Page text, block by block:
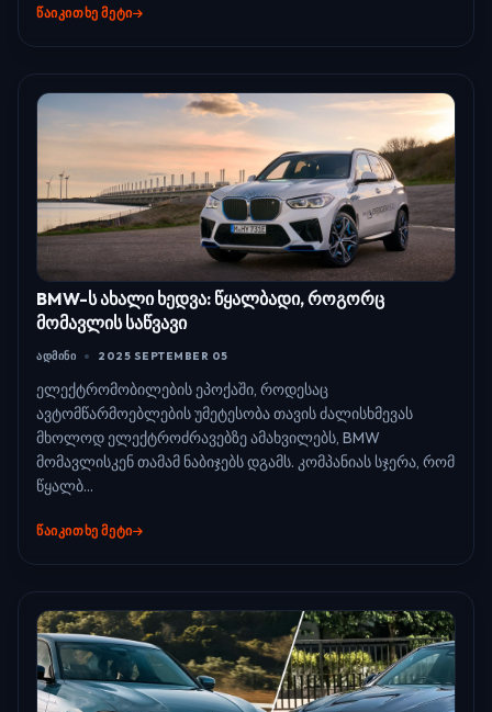
ᲬᲐᲘᲙᲘᲗᲮᲔ ᲛᲔᲢᲘ
BMW-ს ახალი ხედვა: წყალბადი, როგორც
მომავლის საწვავი
ᲐᲓᲛᲘᲜᲘ 2025 SEPTEMBER 05
ელექტრომობილების ეპოქაში, როდესაც
ავტომწარმოებლების უმეტესობა თავის ძალისხმევას
მხოლოდ ელექტროძრავებზე ამახვილებს, BMW
მომავლისკენ თამამ ნაბიჯებს დგამს. კომპანიას სჯერა, რომ
წყალბ...
ᲬᲐᲘᲙᲘᲗᲮᲔ ᲛᲔᲢᲘ